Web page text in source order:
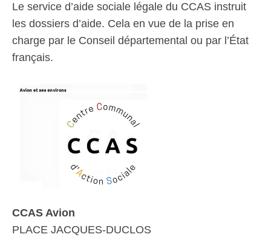
Le service d’aide sociale légale du CCAS instruit
les dossiers d’aide. Cela en vue de la prise en
charge par le Conseil départemental ou par l’État
français.
CCAS Avion
PLACE JACQUES-DUCLOS